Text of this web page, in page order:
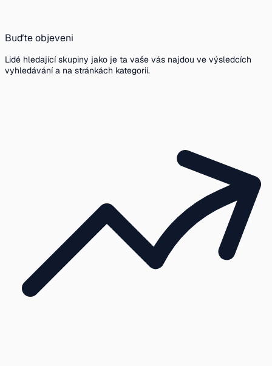
Buďte objeveni
Lidé hledající skupiny jako je ta vaše vás najdou ve výsledcích
vyhledávání a na stránkách kategorií.